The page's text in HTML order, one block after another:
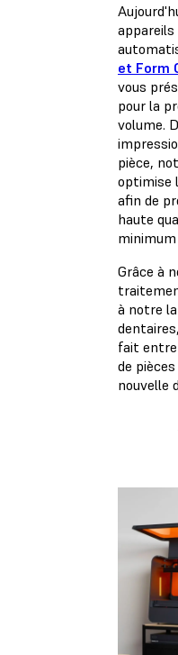
et Form
vous
pour la
volume.
pièce,
optimise
afin de
haute
Grâce à
à notre
fait
de
nouvelle